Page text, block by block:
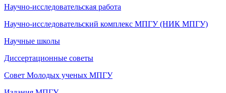
Научно-исследовательская работа
Научно-исследовательский комплекс МПГУ (НИК МПГУ)
Научные школы
Диссертационные советы
Совет Молодых ученых МПГУ